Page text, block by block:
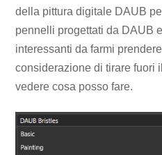
della pittura digitale DAUB
pennelli progettati da DAUB
interessanti da farmi
considerazione di tirare fuori
vedere cosa posso fare.